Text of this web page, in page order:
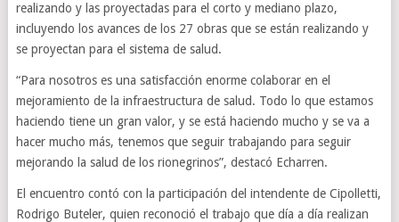
realizando y las proyectadas para el corto y mediano plazo,
incluyendo los avances de los 27 obras que se están realizando y
se proyectan para el sistema de salud.
“Para nosotros es una satisfacción enorme colaborar en el
mejoramiento de la infraestructura de salud. Todo lo que estamos
haciendo tiene un gran valor, y se está haciendo mucho y se va a
hacer mucho más, tenemos que seguir trabajando para seguir
mejorando la salud de los rionegrinos”, destacó Echarren.
El encuentro contó con la participación del intendente de Cipolletti,
Rodrigo Buteler, quien reconoció el trabajo que día a día realizan